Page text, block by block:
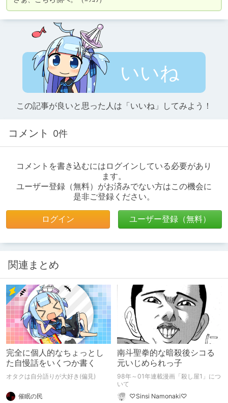
いいね
この記事が良いと思った人は「いいね」してみよう！
コメント 0件
コメントを書き込むにはログインしている必要があり
ます。
ユーザー登録（無料）がお済みでない方はこの機会に
是非ご登録ください。
ログイン ユーザー登録（無料）
関連まとめ
完全に個人的なちょっとし
た自慢話をいくつか書く
オタクは自分語りが大好き(偏見)
催眠の民
南斗聖拳的な暗殺後シコる
元いじめられっ子
98年～01年連載漫画「殺し屋1」につ
いて
♡Sinsi Namonaki♡